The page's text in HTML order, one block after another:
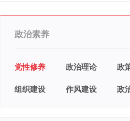
政治素养
党性修养 政治理论 政
组织建设 作风建设 政